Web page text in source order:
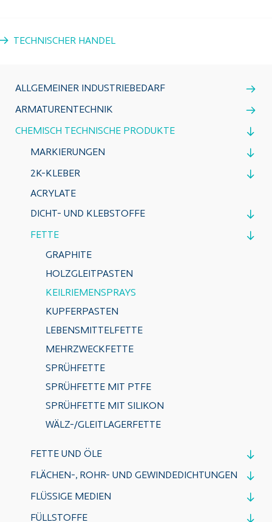
TECHNISCHER HANDEL
ALLGEMEINER INDUSTRIEBEDARF
ARMATURENTECHNIK
CHEMISCH TECHNISCHE PRODUKTE
MARKIERUNGEN
2K-KLEBER
ACRYLATE
DICHT- UND KLEBSTOFFE
FETTE
GRAPHITE
HOLZGLEITPASTEN
KEILRIEMENSPRAYS
KUPFERPASTEN
LEBENSMITTELFETTE
MEHRZWECKFETTE
SPRÜHFETTE
SPRÜHFETTE MIT PTFE
SPRÜHFETTE MIT SILIKON
WÄLZ-/GLEITLAGERFETTE
FETTE UND ÖLE
FLÄCHEN-, ROHR- UND GEWINDEDICHTUNGEN
FLÜSSIGE MEDIEN
FÜLLSTOFFE